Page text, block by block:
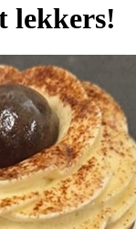
lekkers!